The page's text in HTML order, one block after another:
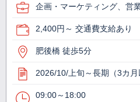
企画・マーケティング、営
2,400円～ 交通費支給あり
肥後橋 徒歩5分
2026/10/上旬～長期（3カ月
09:00～18:00